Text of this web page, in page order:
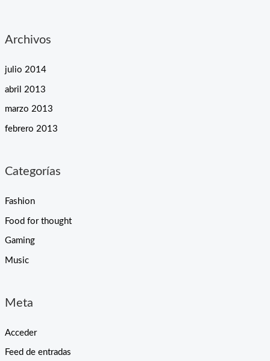
Archivos
julio 2014
abril 2013
marzo 2013
febrero 2013
Categorías
Fashion
Food for thought
Gaming
Music
Meta
Acceder
Feed de entradas